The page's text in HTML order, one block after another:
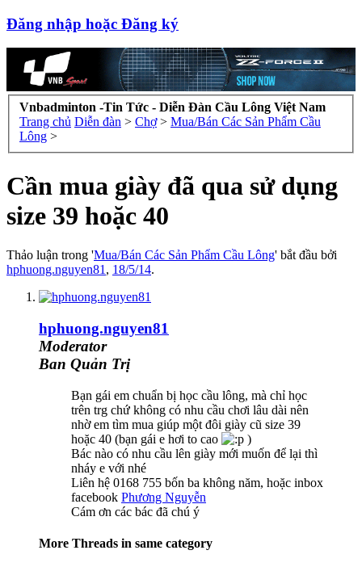
Đăng nhập hoặc Đăng ký
Vnbadminton -Tin Tức - Diễn Đàn Cầu Lông Việt Nam
Trang chủ Diễn đàn > Chợ > Mua/Bán Các Sản Phẩm Cầu
Lông >
Cần mua giày đã qua sử dụng
size 39 hoặc 40
Thảo luận trong 'Mua/Bán Các Sản Phẩm Cầu Lông' bắt đầu bởi
hphuong.nguyen81 , 18/5/14.
hphuong.nguyen81
Moderator
Ban Quản Trị
Bạn gái em chuẩn bị học cầu lông, mà chỉ học
trên trg chứ không có nhu cầu chơi lâu dài nên
nhờ em tìm mua giúp một đôi giày cũ size 39
hoặc 40 (bạn gái e hơi to cao
)
Bác nào có nhu cầu lên giày mới muốn để lại thì
nháy e với nhé
Liên hệ 0168 755 bốn ba không năm, hoặc inbox
facebook Phương Nguyễn
Cám ơn các bác đã chú ý
More Threads in same category